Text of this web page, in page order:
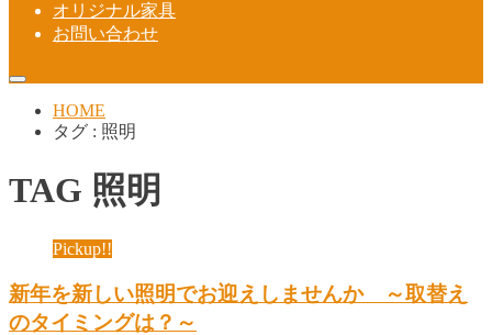
オリジナル家具
お問い合わせ
HOME
タグ : 照明
TAG 照明
Pickup!!
新年を新しい照明でお迎えしませんか ～取替え
のタイミングは？～